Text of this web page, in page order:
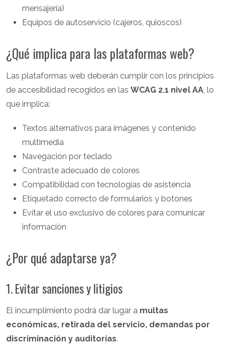
mensajería)
Equipos de autoservicio (cajeros, quioscos)
¿Qué implica para las plataformas web?
Las plataformas web deberán cumplir con los principios
de accesibilidad recogidos en las WCAG 2.1 nivel AA, lo
que implica:
Textos alternativos para imágenes y contenido
multimedia
Navegación por teclado
Contraste adecuado de colores
Compatibilidad con tecnologías de asistencia
Etiquetado correcto de formularios y botones
Evitar el uso exclusivo de colores para comunicar
información
¿Por qué adaptarse ya?
1. Evitar sanciones y litigios
El incumplimiento podrá dar lugar a multas
económicas, retirada del servicio, demandas por
discriminación y auditorías.